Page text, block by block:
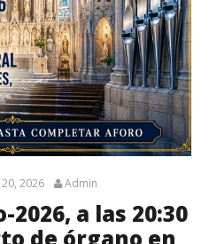
2026 Admin
2026, a las 20:30